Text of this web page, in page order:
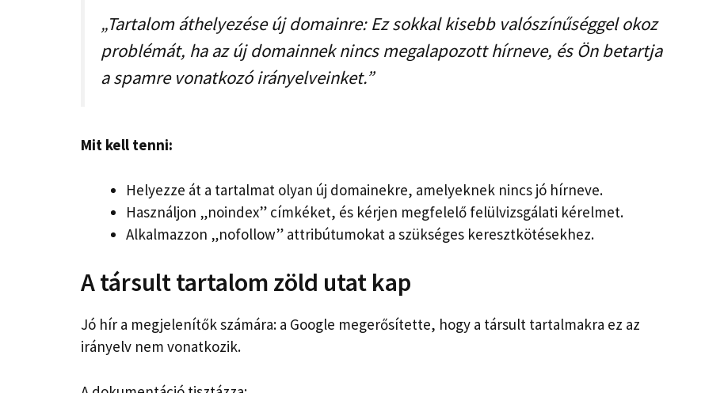
„Tartalom áthelyezése új domainre: Ez sokkal kisebb valószínűséggel okoz
problémát, ha az új domainnek nincs megalapozott hírneve, és Ön betartja
a spamre vonatkozó irányelveinket.”
Mit kell tenni:
Helyezze át a tartalmat olyan új domainekre, amelyeknek nincs jó hírneve.
Használjon „noindex” címkéket, és kérjen megfelelő felülvizsgálati kérelmet.
Alkalmazzon „nofollow” attribútumokat a szükséges keresztkötésekhez.
A társult tartalom zöld utat kap
Jó hír a megjelenítők számára: a Google megerősítette, hogy a társult tartalmakra ez az
irányelv nem vonatkozik.